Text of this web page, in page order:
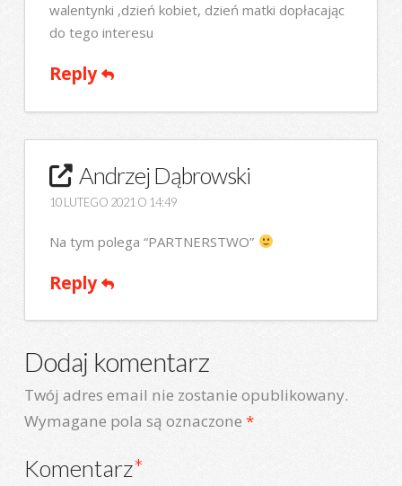
walentynki ,dzień kobiet, dzień matki dopłacając
do tego interesu
Reply
Andrzej Dąbrowski
10 LUTEGO 2021 O 14:49
Na tym polega “PARTNERSTWO”
Reply
Dodaj komentarz
Twój adres email nie zostanie opublikowany.
Wymagane pola są oznaczone *
Komentarz*